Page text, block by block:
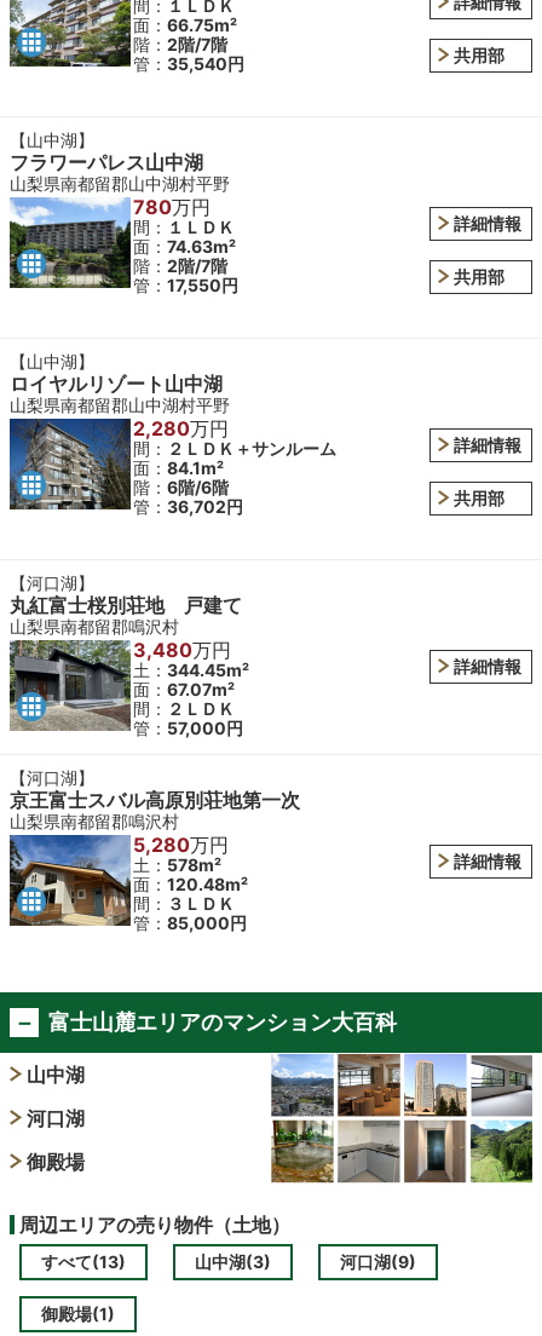
間： １ＬＤＫ
面： 66.75m²
階： 2階/7階
管： 35,540円 共用部
【山中湖】
フラワーパレス山中湖
山梨県南都留郡山中湖村平野
780万円
間： １ＬＤＫ
面： 74.63m²
階： 2階/7階
管： 17,550円
詳細情報
共用部
【山中湖】
ロイヤルリゾート山中湖
山梨県南都留郡山中湖村平野
2,280万円
間： ２ＬＤＫ＋サンルーム
面： 84.1m²
階： 6階/6階
管： 36,702円
詳細情報
共用部
【河口湖】
丸紅富士桜別荘地 戸建て
山梨県南都留郡鳴沢村
3,480万円
土： 344.45m²
面： 67.07m²
間： ２ＬＤＫ
管： 57,000円
詳細情報
【河口湖】
京王富士スバル高原別荘地第一次
山梨県南都留郡鳴沢村
5,280万円
土： 578m²
面： 120.48m²
間： ３ＬＤＫ
管： 85,000円
詳細情報
富士山麓エリアのマンション大百科
山中湖
河口湖
御殿場
周辺エリアの売り物件（土地）
すべて(13) 山中湖(3) 河口湖(9)
御殿場(1)